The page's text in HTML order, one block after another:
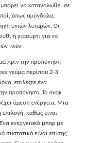
να καταναλωθεί σε
όπως αμύγδαλα,
υγιών λιπαρών. Οι
ή γιαούρτι για να
ινών.
πριν την προπόνηση
γεύμα περίπου 2-3
επιλέξτε ένα
προπόνηση. Το σνακ
άμεση ενέργεια. Μια
καθώς είναι
ενεργειακό μπαρ με
συστατικά είναι επίσης